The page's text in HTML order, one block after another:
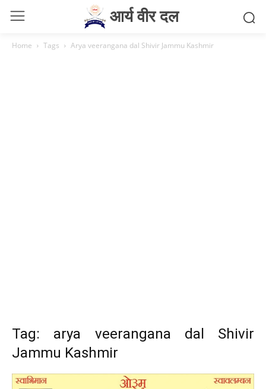
आर्य वीर दल
Home Tags Arya veerangana dal Shivir Jammu Kashmir
Tag: arya veerangana dal Shivir
Jammu Kashmir